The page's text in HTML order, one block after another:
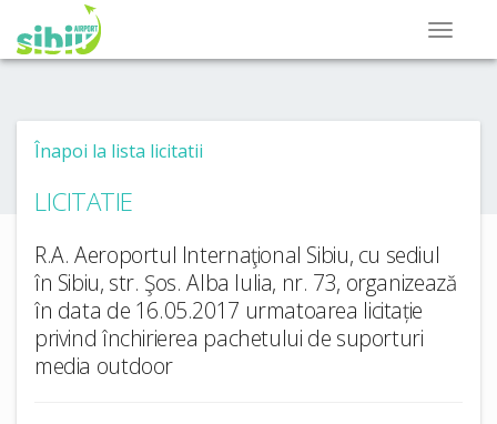
Înapoi la lista licitatii
LICITATIE
R.A. Aeroportul Internaţional Sibiu, cu sediul
în Sibiu, str. Şos. Alba Iulia, nr. 73, organizează
în data de 16.05.2017 urmatoarea licitație
privind închirierea pachetului de suporturi
media outdoor